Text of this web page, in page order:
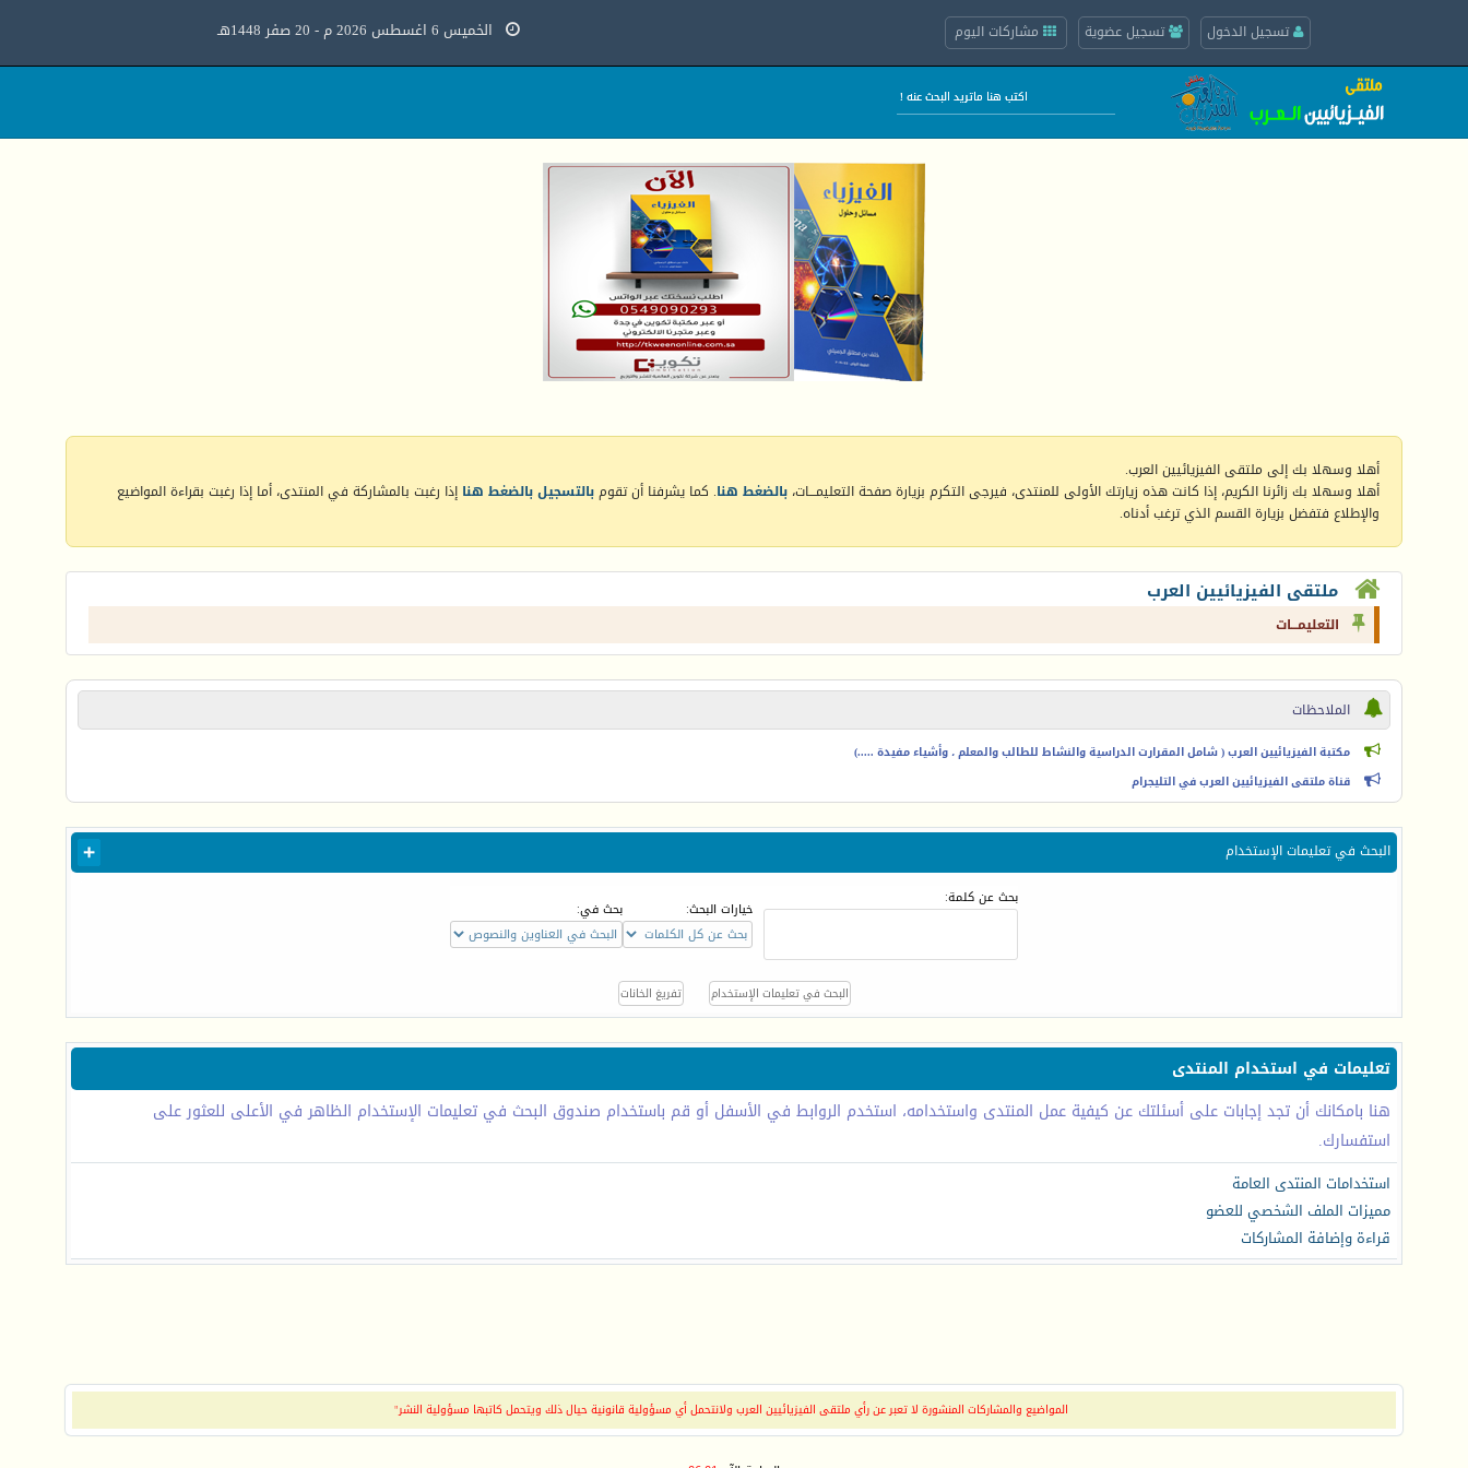
تسجيل الدخول تسجيل عضوية مشاركات اليوم الخميس 6 اغسطس 2026 م - 20 صفر 1448هـ
أهلا وسهلا بك إلى ملتقى الفيزيائيين العرب.
أهلا وسهلا بك زائرنا الكريم، إذا كانت هذه زيارتك الأولى للمنتدى، فيرجى التكرم بزيارة صفحة التعليمـــات، بالضغط هنا. كما يشرفنا أن تقومبالتسجيل بالضغط هنا إذا رغبت بالمشاركة في المنتدى، أما إذا رغبت بقراءة المواضيع
والإطلاع فتفضل بزيارة القسم الذي ترغب أدناه.
ملتقى الفيزيائيين العرب
التعليمـــات
الملاحظات
مكتبة الفيزيائيين العرب ( شامل المقرارت الدراسية والنشاط للطالب والمعلم ، وأشياء مفيدة .....)
قناة ملتقى الفيزيائيين العرب في التليجرام
البحث في تعليمات الإستخدام
بحث عن كلمة:
خيارات البحث: بحث في:
تعليمات في استخدام المنتدى
هنا بامكانك أن تجد إجابات على أسئلتك عن كيفية عمل المنتدى واستخدامه، استخدم الروابط في الأسفل أو قم باستخدام صندوق البحث في تعليمات الإستخدام الظاهر في الأعلى للعثور على
استفسارك.
استخدامات المنتدى العامة
مميزات الملف الشخصي للعضو
قراءة وإضافة المشاركات
المواضيع والمشاركات المنشورة لا تعبر عن رأي ملتقى الفيزيائيين العرب ولانتحمل أي مسؤولية قانونية حيال ذلك ويتحمل كاتبها مسؤولية النشر"